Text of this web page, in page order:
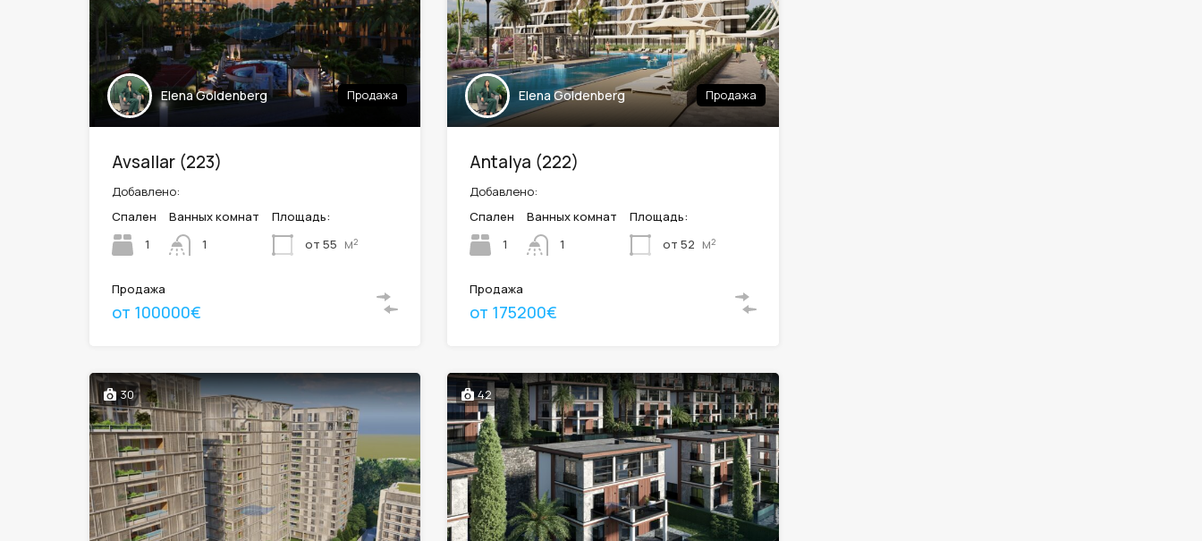
Elena Goldenberg Продажа
Avsallar (223)
Добавлено:
Спален
1
Ванных комнат
1
Площадь:
от 55 м²
Продажа
от 100000€
Elena Goldenberg Продажа
Antalya (222)
Добавлено:
Спален
1
Ванных комнат
1
Площадь:
от 52 м²
Продажа
от 175200€
30 42